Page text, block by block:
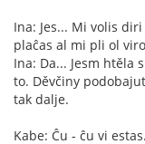
Ina: Jes... Mi volis
plaĉas al mi pli ol
Ina: Da... Jesm htěla
to. Děvčiny
tak dalje.
Kabe: Ĉu - ĉu vi